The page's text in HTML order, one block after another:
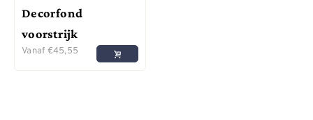
Decorfond
voorstrijk
Vanaf €45,55